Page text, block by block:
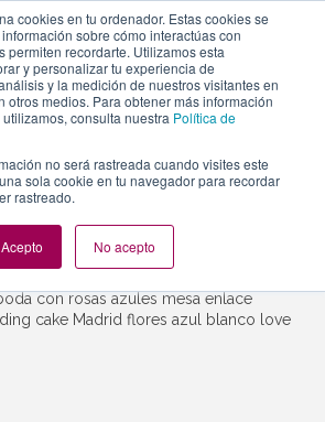
cookies en tu ordenador. Estas cookies se
sobre cómo interactúas con
permiten recordarte. Utilizamos esta
y personalizar tu experiencia de
y la medición de nuestros visitantes en
otros medios. Para obtener más información
consulta nuestra Política de
no será rastreada cuando visites este
sola cookie en tu navegador para recordar
rastreado.
Acepto No acepto
blog/fotos-de-la-boda-con-rosas-
fotos-de-la-boda-con-rosas-
decoracion-tarta-wedding-cake-
love-amor/
con rosas azules mesa enlace
cake Madrid flores azul blanco love